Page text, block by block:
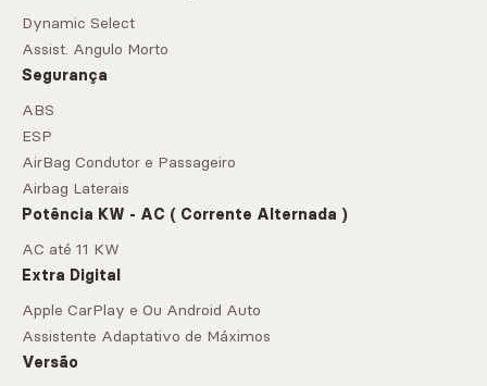
Dynamic Select
Assist. Angulo Morto
Segurança
ABS
ESP
AirBag Condutor e Passageiro
Airbag Laterais
Potência KW - AC ( Corrente Alternada )
AC até 11 KW
Extra Digital
Apple CarPlay e Ou Android Auto
Assistente Adaptativo de Máximos
Versão